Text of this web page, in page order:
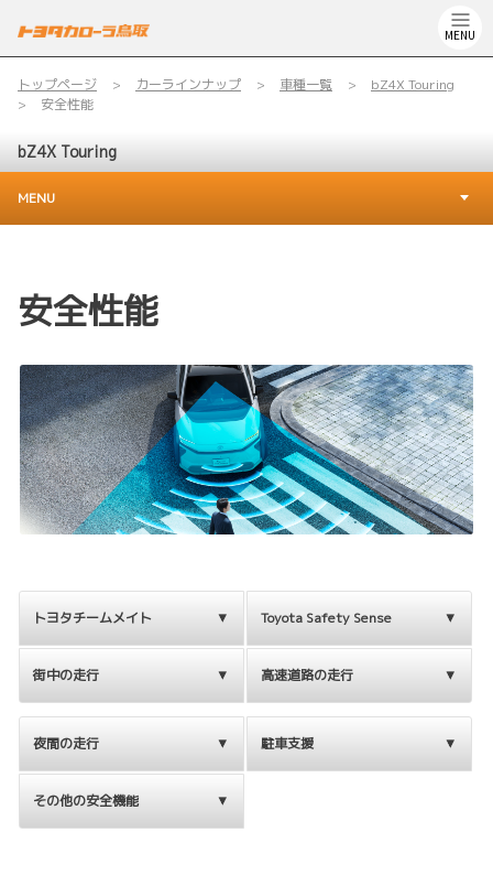
MENU
トップページ カーラインナップ 車種一覧
bZ4X Touring
安全性能
bZ4X Touring
MENU
安全性能
トヨタチームメイト Toyota Safety Sense
街中の走行 高速道路の走行
夜間の走行 駐車支援
その他の安全機能